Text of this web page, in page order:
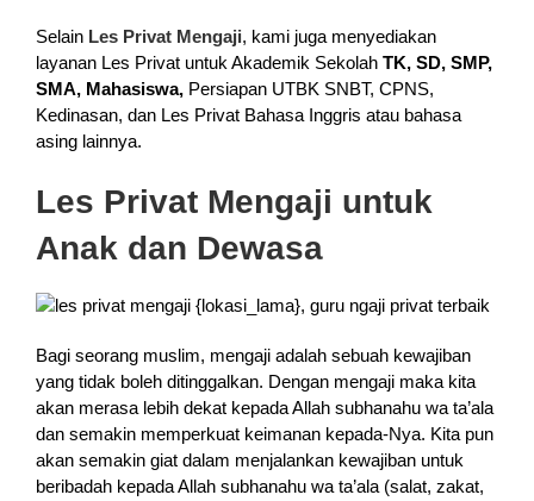
Selain Les Privat Mengaji, kami juga menyediakan
layanan Les Privat untuk Akademik Sekolah TK, SD, SMP,
SMA, Mahasiswa,Persiapan UTBK SNBT, CPNS,
Kedinasan, dan Les Privat Bahasa Inggris atau bahasa
asing lainnya.
Les Privat Mengaji untuk
Anak dan Dewasa
Bagi seorang muslim, mengaji adalah sebuah kewajiban
yang tidak boleh ditinggalkan. Dengan mengaji maka kita
akan merasa lebih dekat kepada Allah subhanahu wa ta’ala
dan semakin memperkuat keimanan kepada-Nya. Kita pun
akan semakin giat dalam menjalankan kewajiban untuk
beribadah kepada Allah subhanahu wa ta’ala (salat, zakat,